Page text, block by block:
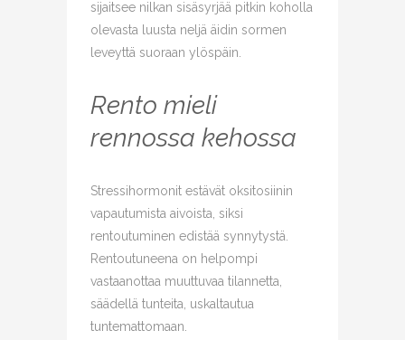
sijaitsee nilkan sisäsyrjää pitkin koholla
olevasta luusta neljä äidin sormen
leveyttä suoraan ylöspäin.
Rento mieli
rennossa kehossa
Stressihormonit estävät oksitosiinin
vapautumista aivoista, siksi
rentoutuminen edistää synnytystä.
Rentoutuneena on helpompi
vastaanottaa muuttuvaa tilannetta,
säädellä tunteita, uskaltautua
tuntemattomaan.